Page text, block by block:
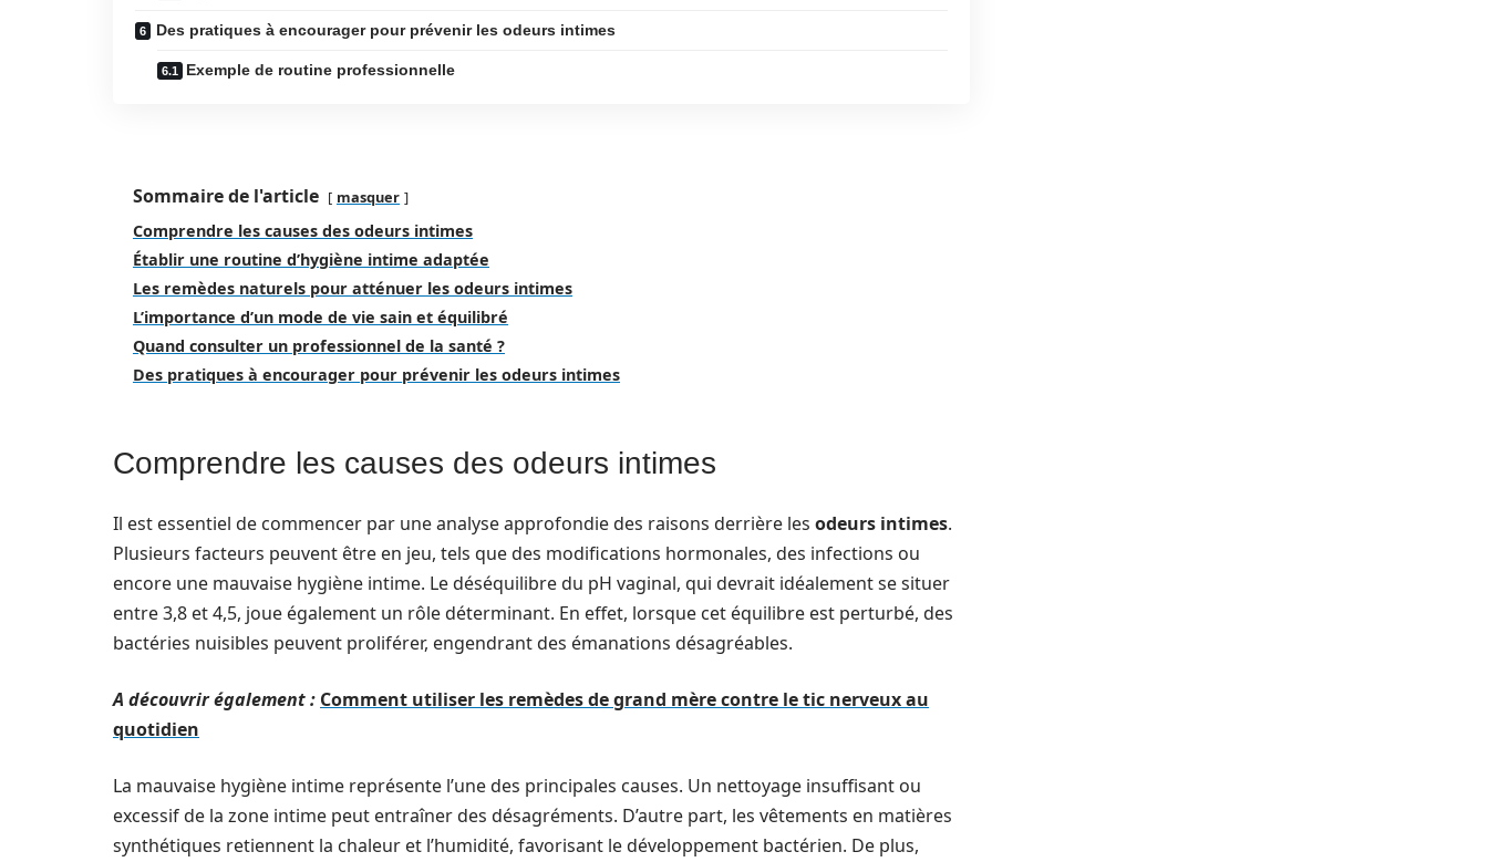
Des pratiques à encourager pour prévenir les odeurs intimes
Exemple de routine professionnelle
Sommaire de l'article masquer
Comprendre les causes des odeurs intimes
Établir une routine d’hygiène intime adaptée
Les remèdes naturels pour atténuer les odeurs intimes
L’importance d’un mode de vie sain et équilibré
Quand consulter un professionnel de la santé ?
Des pratiques à encourager pour prévenir les odeurs intimes
Comprendre les causes des odeurs intimes
Il est essentiel de commencer par une analyse approfondie des raisons derrière les odeurs intimes.
Plusieurs facteurs peuvent être en jeu, tels que des modifications hormonales, des infections ou
encore une mauvaise hygiène intime. Le déséquilibre du pH vaginal, qui devrait idéalement se situer
entre 3,8 et 4,5, joue également un rôle déterminant. En effet, lorsque cet équilibre est perturbé, des
bactéries nuisibles peuvent proliférer, engendrant des émanations désagréables.
A découvrir également : Comment utiliser les remèdes de grand mère contre le tic nerveux au
quotidien
La mauvaise hygiène intime représente l’une des principales causes. Un nettoyage insuffisant ou
excessif de la zone intime peut entraîner des désagréments. D’autre part, les vêtements en matières
synthétiques retiennent la chaleur et l’humidité, favorisant le développement bactérien. De plus,